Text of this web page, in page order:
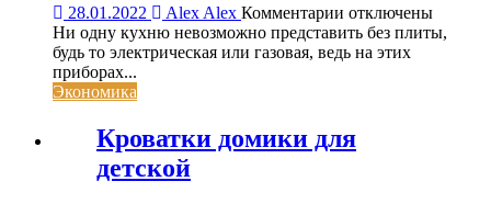
28.01.2022 Alex Alex Комментарии к
записи
Запчасти
отключены
Ни одну кухню невозможно представить без плиты,
будь то электрическая или газовая, ведь на этих
приборах...
Экономика
Кроватки домики для
детской